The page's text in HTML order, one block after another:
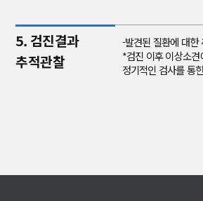
5. 검진결과
추적관찰
-발견된 질환에 대한
*검진 이후 이상소견
정기적인 검사를 통